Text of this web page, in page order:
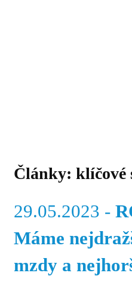
Články: klíčové
29.05.2023 -
Máme
mzdy a